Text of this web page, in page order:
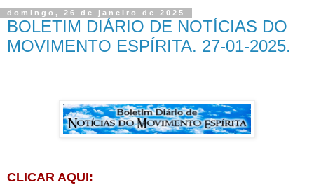
domingo, 26 de janeiro de 2025
BOLETIM DIÁRIO DE NOTÍCIAS DO
MOVIMENTO ESPÍRITA. 27-01-2025.
CLICAR AQUI: